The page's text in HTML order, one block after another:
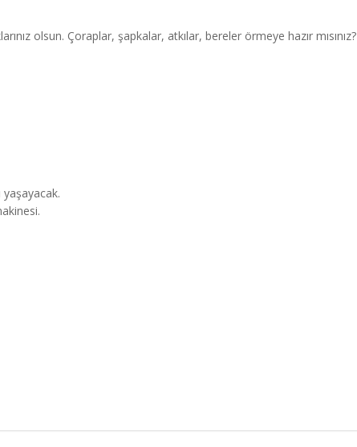
olsun. Çoraplar, şapkalar, atkılar, bereler örmeye hazır mısınız?
yaşayacak.